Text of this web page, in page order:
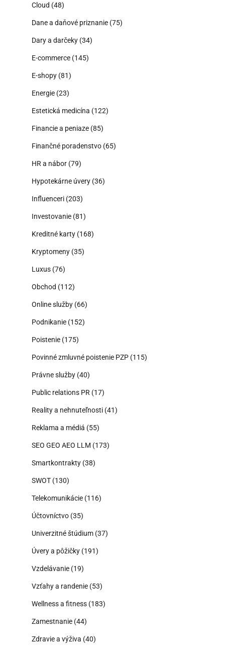
Cloud (48)
Dane a daňové priznanie (75)
Dary a darčeky (34)
E-commerce (145)
E-shopy (81)
Energie (23)
Estetická medicína (122)
Financie a peniaze (85)
Finančné poradenstvo (65)
HR a nábor (79)
Hypotekárne úvery (36)
Influenceri (203)
Investovanie (81)
Kreditné karty (168)
Kryptomeny (35)
Luxus (76)
Obchod (112)
Online služby (66)
Podnikanie (152)
Poistenie (175)
Povinné zmluvné poistenie PZP (115)
Právne služby (40)
Public relations PR (17)
Reality a nehnuteľnosti (41)
Reklama a médiá (55)
SEO GEO AEO LLM (173)
Smartkontrakty (38)
SWOT (130)
Telekomunikácie (116)
Účtovníctvo (35)
Univerzitné štúdium (37)
Úvery a pôžičky (191)
Vzdelávanie (19)
Vzťahy a randenie (53)
Wellness a fitness (183)
Zamestnanie (44)
Zdravie a výživa (40)